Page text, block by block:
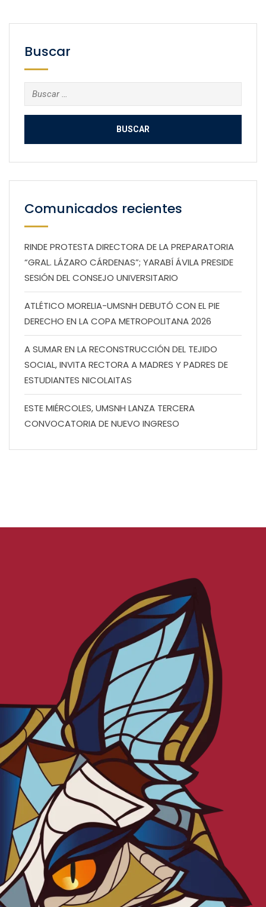
Buscar
Buscar:
Comunicados recientes
RINDE PROTESTA DIRECTORA DE LA PREPARATORIA
“GRAL. LÁZARO CÁRDENAS”; YARABÍ ÁVILA PRESIDE
SESIÓN DEL CONSEJO UNIVERSITARIO
ATLÉTICO MORELIA-UMSNH DEBUTÓ CON EL PIE
DERECHO EN LA COPA METROPOLITANA 2026
A SUMAR EN LA RECONSTRUCCIÓN DEL TEJIDO
SOCIAL, INVITA RECTORA A MADRES Y PADRES DE
ESTUDIANTES NICOLAITAS
ESTE MIÉRCOLES, UMSNH LANZA TERCERA
CONVOCATORIA DE NUEVO INGRESO